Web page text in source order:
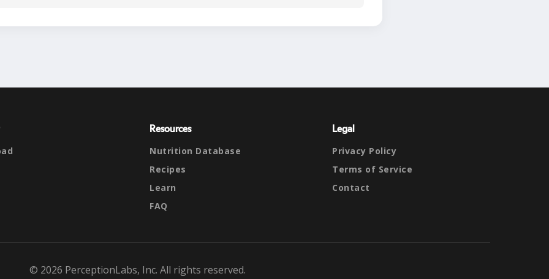
Resources
Nutrition Database
Recipes
Learn
FAQ
Legal
Privacy Policy
Terms of Service
Contact
© 2026 PerceptionLabs, Inc. All rights reserved.